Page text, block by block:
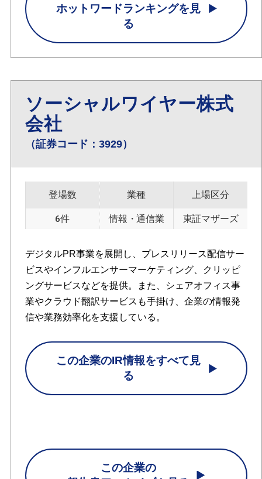
ホットワードランキングを見
る
ソーシャルワイヤー株式
会社
（証券コード：3929）
登場数
6件
業種
情報・通信業
上場区分
東証マザーズ
デジタルPR事業を展開し、プレスリリース配信サー
ビスやインフルエンサーマーケティング、クリッピ
ングサービスなどを提供。また、シェアオフィス事
業やクラウド翻訳サービスも手掛け、企業の情報発
信や業務効率化を支援している。
この企業のIR情報をすべて見
る
この企業の